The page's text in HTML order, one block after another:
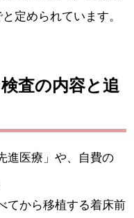
定められています。
査の内容と追
進医療」や、自費の
てから移植する着床前